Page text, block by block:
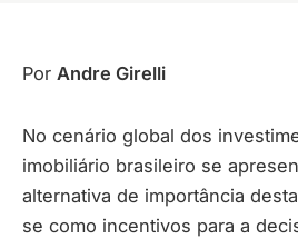
Por Andre Girelli
No cenário global dos
imobiliário brasileiro se
alternativa de importância
se como incentivos para a